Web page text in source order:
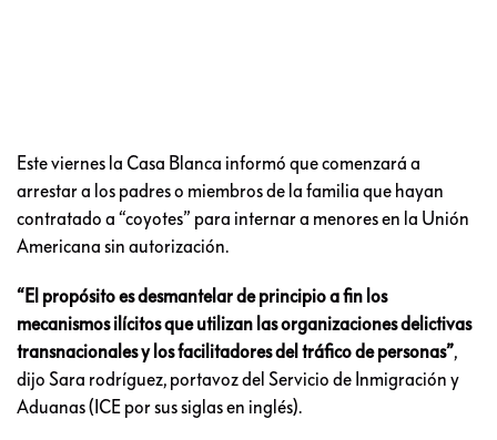
Este viernes la Casa Blanca informó que comenzará a
arrestar a los padres o miembros de la familia que hayan
contratado a “coyotes” para internar a menores en la Unión
Americana sin autorización.
“El propósito es desmantelar de principio a fin los
mecanismos ilícitos que utilizan las organizaciones delictivas
transnacionales y los facilitadores del tráfico de personas”,
dijo Sara rodríguez, portavoz del Servicio de Inmigración y
Aduanas (ICE por sus siglas en inglés).